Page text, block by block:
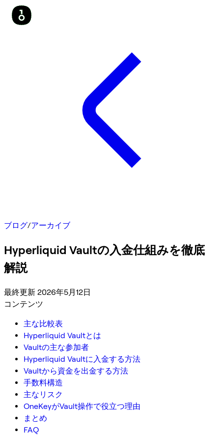
ブログ/アーカイブ
Hyperliquid Vaultの入金仕組みを徹底
解説
最終更新 2026年5月12日
コンテンツ
主な比較表
Hyperliquid Vaultとは
Vaultの主な参加者
Hyperliquid Vaultに入金する方法
Vaultから資金を出金する方法
手数料構造
主なリスク
OneKeyがVault操作で役立つ理由
まとめ
FAQ